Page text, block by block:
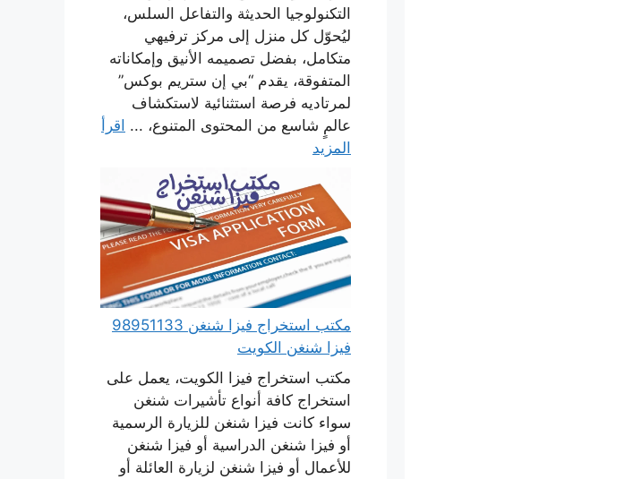
التكنولوجيا الحديثة والتفاعل السلس،
ليُحوّل كل منزل إلى مركز ترفيهي
متكامل، بفضل تصميمه الأنيق وإمكاناته
المتفوقة، يقدم “بي إن ستريم بوكس”
لمرتاديه فرصة استثنائية لاستكشاف
عالمٍ شاسع من المحتوى المتنوع، ... اقرأ
المزيد
مكتب استخراج فيزا شنغن 98951133
فيزا شنغن الكويت
مكتب استخراج فيزا الكويت، يعمل على
استخراج كافة أنواع تأشيرات شنغن
سواء كانت فيزا شنغن للزيارة الرسمية
أو فيزا شنغن الدراسية أو فيزا شنغن
للأعمال أو فيزا شنغن لزيارة العائلة أو